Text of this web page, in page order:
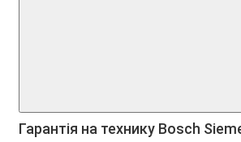
Гарантія на технику Bosch